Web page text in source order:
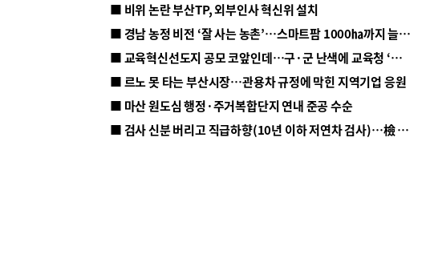
■ 비위 논란 부산TP, 외부인사 혁신위 설치
■ 경남 농정 비전 ‘잘 사는 농촌’…스마트팜 1000㏊까지 늘린다
■ 교육혁신선도지 공모 코앞인데…구·군 난색에 교육청 ‘쩔쩔’
■ 르노 못 타는 부산시장…관용차 규정에 막힌 지역기업 응원
■ 마산 원도심 행정·주거복합단지 연내 준공 수순
■ 검사 신분 버리고 직급하향(10년 이하 저연차 검사)…檢 중수청행 기피